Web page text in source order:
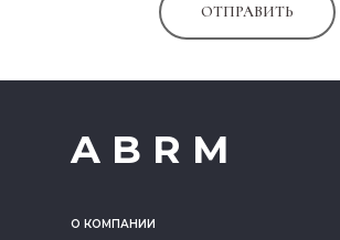
ОТПРАВИТЬ
О КОМПАНИИ
A B R M